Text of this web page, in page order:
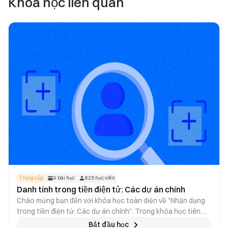
Trung cấp 9 bài học 625 học viên
Danh tính trong tiền điện tử: Các dự án chính
Chào mừng bạn đến với khóa học toàn diện về "Nhận dạng
trong tiền điện tử: Các dự án chính". Trong khóa học tiên
tiến này, chúng ta sẽ bắt đầu hành trình khám phá lĩnh vực
Bắt đầu học